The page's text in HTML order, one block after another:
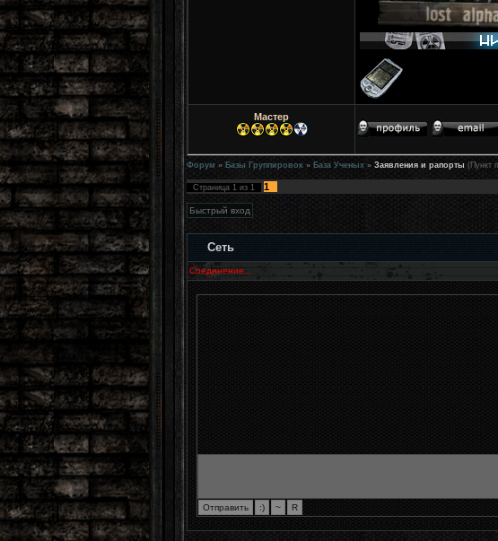
Мастер
Форум » Базы Группировок » База Ученых » Заявления и рапорты (Пункт
Страница 1 из 1
1
Сеть
Соединение...